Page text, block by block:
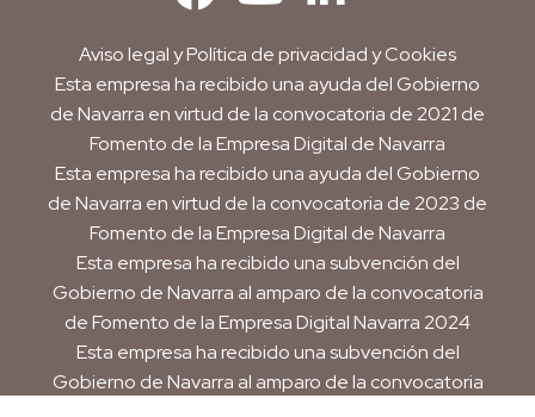
Aviso legalyPolítica de privacidad y Cookies
Esta empresa ha recibido una ayuda del Gobierno
de Navarra en virtud de la convocatoria de 2021 de
Fomento de la Empresa Digital de Navarra
Esta empresa ha recibido una ayuda del Gobierno
de Navarra en virtud de la convocatoria de 2023 de
Fomento de la Empresa Digital de Navarra
Esta empresa ha recibido una subvención del
Gobierno de Navarra al amparo de la convocatoria
de Fomento de la Empresa Digital Navarra 2024
Esta empresa ha recibido una subvención del
Gobierno de Navarra al amparo de la convocatoria